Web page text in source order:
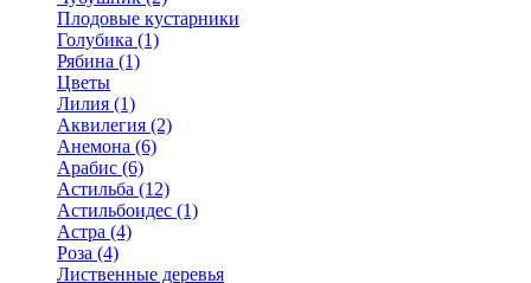
Плодовые кустарники
Голубика (1)
Рябина (1)
Цветы
Лилия (1)
Аквилегия (2)
Анемона (6)
Арабис (6)
Астильба (12)
Астильбоидес (1)
Астра (4)
Роза (4)
Лиственные деревья